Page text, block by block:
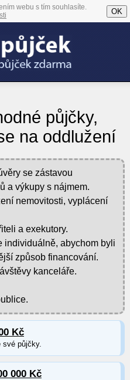
webu s tím souhlasíte.
OK
půjčky,
na oddlužení
se zástavou
a výkupy s nájmem.
nemovitosti, vyplácení
a exekutory.
individuálně, abychom byli
způsob financování.
kanceláře.
Kč
půjčky.
000 Kč